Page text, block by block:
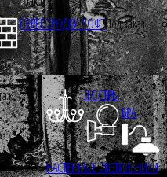
ПЕРЕГОРОДКИ ЛОФТПод заказ
ЛЮСТРЫ
БРА
НАСТЕННЫЕ СВЕТИЛЬНИКИ